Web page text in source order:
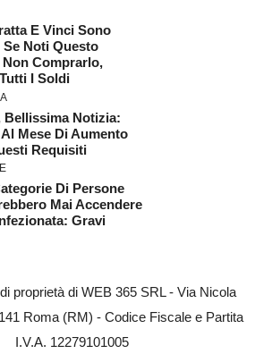
E Vinci Sono
Noti Questo
Comprarlo,
I Soldi
Bellissima Notizia:
Mese Di Aumento
Requisiti
Di Persone
Mai Accendere
Gravi
proprietà di WEB 365 SRL - Via Nicola
Roma (RM) - Codice Fiscale e Partita
I.V.A. 12279101005